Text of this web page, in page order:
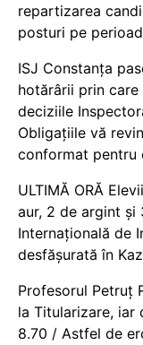
repartizarea
posturi pe
ISJ Constanța
hotărârii prin care
deciziile
Obligațiile vă
conformat pentru
ULTIMĂ ORĂ
aur, 2 de argint și
Internațională de
desfășurată în
Profesorul Petruț
la Titularizare, iar
8.70 / Astfel de